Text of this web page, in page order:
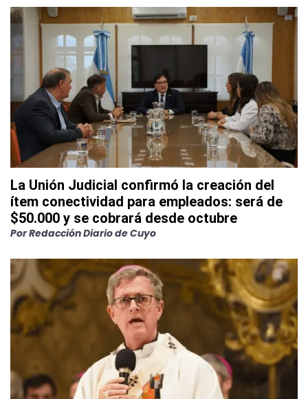
La Unión Judicial confirmó la creación del
ítem conectividad para empleados: será de
$50.000 y se cobrará desde octubre
PorRedacción Diario de Cuyo